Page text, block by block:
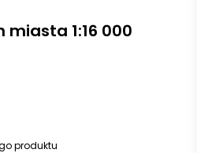
miasta 1:16 000
produktu